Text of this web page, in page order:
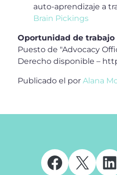
auto-aprendizaje a
Brain Pickings
Oportunidad de trabajo
Puesto de "Advocacy
Derecho disponible –
Publicado el por Alana
X